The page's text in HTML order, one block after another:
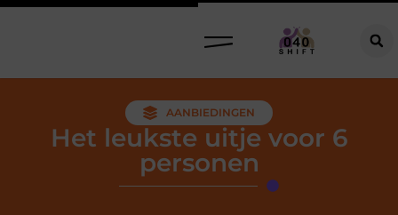
AANBIEDINGEN
Het leukste uitje voor 6
personen